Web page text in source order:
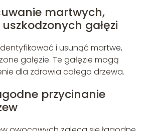
martwych,
gałęzi
i usunąć martwe,
gałęzie. Te gałęzie mogą
dla zdrowia całego drzewa.
przycinanie